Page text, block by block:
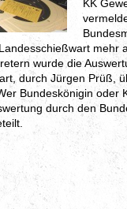
KK
mehr
wurde die
durch Jürgen Prüß,
Bundeskönigin oder
durch den